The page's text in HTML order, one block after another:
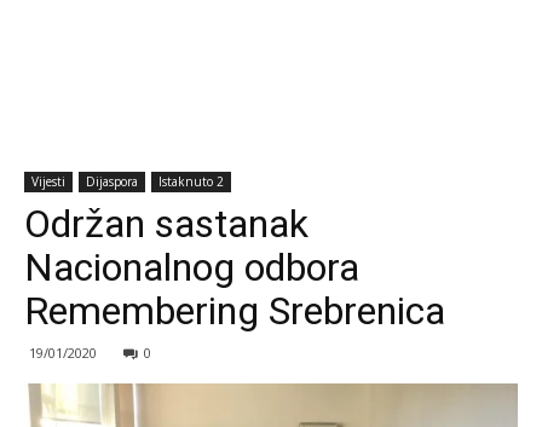
Vijesti Dijaspora Istaknuto 2
Održan sastanak
Nacionalnog odbora
Remembering Srebrenica
19/01/2020 0